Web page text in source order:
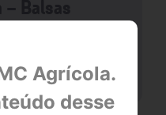
Agrícola.
desse